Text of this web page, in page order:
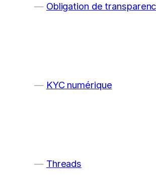
Obligation de
KYC numérique
Threads